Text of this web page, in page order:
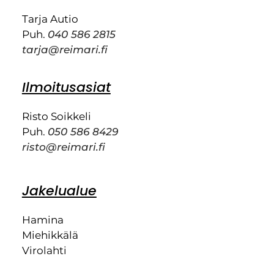
Tarja Autio
Puh. 040 586 2815
tarja@reimari.fi
Ilmoitusasiat
Risto Soikkeli
Puh. 050 586 8429
risto@reimari.fi
Jakelualue
Hamina
Miehikkälä
Virolahti